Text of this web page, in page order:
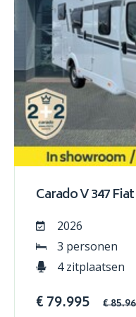
Carado V 347 Fiat
2026
3 personen
4 zitplaatsen
€ 79.995 €